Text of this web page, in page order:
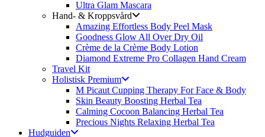
Ultra Glam Mascara
Hand- & Kroppsvård
Amazing Effortless Body Peel Mask
Goodness Glow All Over Dry Oil
Crème de la Crème Body Lotion
Diamond Extreme Pro Collagen Hand Cream
Travel Kit
Holistisk Premium
M Picaut Cupping Therapy For Face & Body
Skin Beauty Boosting Herbal Tea
Calming Cocoon Balancing Herbal Tea
Precious Nights Relaxing Herbal Tea
Hudguiden